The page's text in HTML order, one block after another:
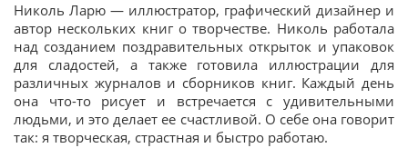
Николь Ларю — иллюстратор, графический дизайнер и
автор нескольких книг о творчестве. Николь работала
над созданием поздравительных открыток и упаковок
для сладостей, а также готовила иллюстрации для
различных журналов и сборников книг. Каждый день
она что-то рисует и встречается с удивительными
людьми, и это делает ее счастливой. О себе она говорит
так: я творческая, страстная и быстро работаю.